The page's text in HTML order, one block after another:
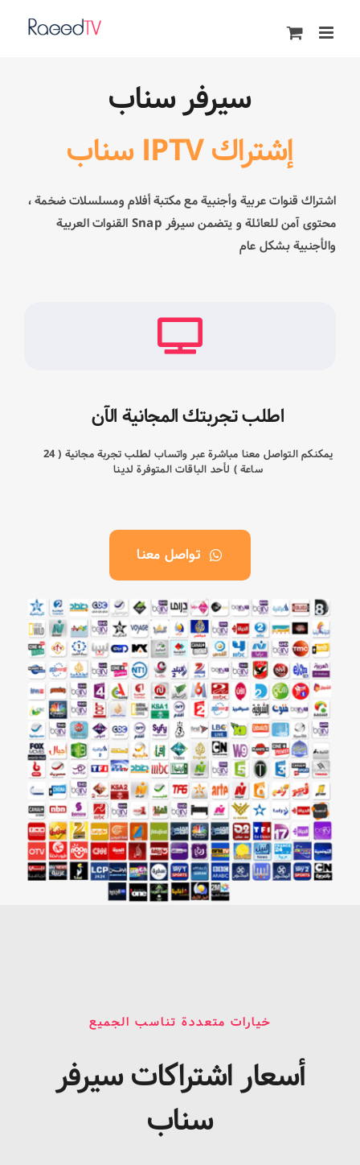
سيرفر سناب
إشتراك IPTV سناب
اشتراك قنوات عربية وأجنبية مع مكتبة أفلام ومسلسلات ضخمة ،
محتوى آمن للعائلة و يتضمن سيرفر Snap القنوات العربية
والأجنبية بشكل عام
اطلب تجربتك المجانية الآن
يمكنكم التواصل معنا مباشرة عبر واتساب لطلب تجربة مجانية ( 24
ساعة ) لأحد الباقات المتوفرة لدينا
تواصل معنا
خيارات متعددة تناسب الجميع
أسعار اشتراكات سيرفر
سناب